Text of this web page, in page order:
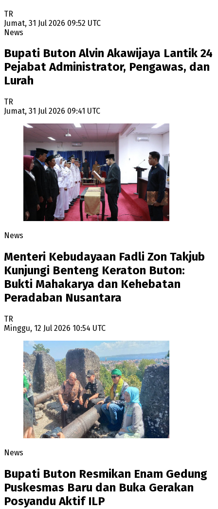
TR
Jumat, 31 Jul 2026 09:52 UTC
News
Bupati Buton Alvin Akawijaya Lantik 24
Pejabat Administrator, Pengawas, dan
Lurah
TR
Jumat, 31 Jul 2026 09:41 UTC
News
Menteri Kebudayaan Fadli Zon Takjub
Kunjungi Benteng Keraton Buton:
Bukti Mahakarya dan Kehebatan
Peradaban Nusantara
TR
Minggu, 12 Jul 2026 10:54 UTC
News
Bupati Buton Resmikan Enam Gedung
Puskesmas Baru dan Buka Gerakan
Posyandu Aktif ILP